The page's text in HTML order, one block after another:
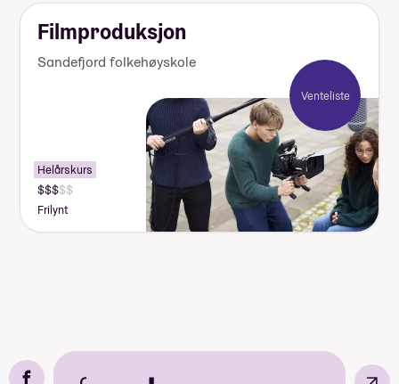
Filmproduksjon
Sandefjord folkehøyskole
Venteliste
Helårskurs
Frilynt